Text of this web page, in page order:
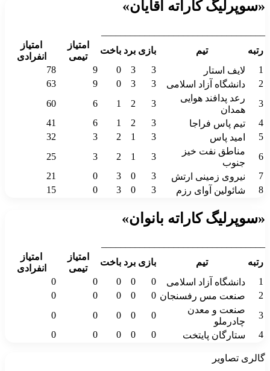
«سوپرلیگ کاراته آقایان»
رتبه
تیم بازی برد باخت
امتیاز
تیمی
امتیاز
انفرادی
1
لایف استار 3
3
0
9
78
2
دانشگاه آزاد اسلامی 3
3
0
9
63
3
رعد پدافند هوایی
همدان
3
2
1
6
60
4
تیم پاس فراجا 3
2
1
6
41
5
امید پاس 3
1
2
3
32
6
مناطق نفت خیز
جنوب
3
1
2
3
25
7
نیروی زمینی ارتش 3
0
3
0
21
8
شائولین آوای رزم 3
0
3
0
15
«سوپرلیگ کاراته بانوان»
رتبه
تیم بازی برد باخت
امتیاز
تیمی
امتیاز
انفرادی
1
دانشگاه آزاد اسلامی 0
0
0
0
0
2
صنعت مس رفسنجان 0
0
0
0
0
3
صنعت و معدن
چادرملو
0
0
0
0
0
4
ستارگان پایتخت 0
0
0
0
0
گالری تصاویر